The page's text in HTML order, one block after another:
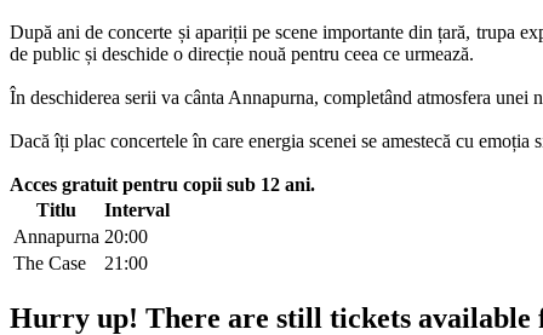
După ani de concerte și apariții pe scene importante din țară, trupa
de public și deschide o direcție nouă pentru ceea ce urmează.
În deschiderea serii va cânta Annapurna, completând atmosfera unei
Dacă îți plac concertele în care energia scenei se amestecă cu
Acces gratuit pentru copii sub 12 ani.
Titlu
Interval
Annapurna 20:00
The Case
21:00
Hurry up! There are still tickets available